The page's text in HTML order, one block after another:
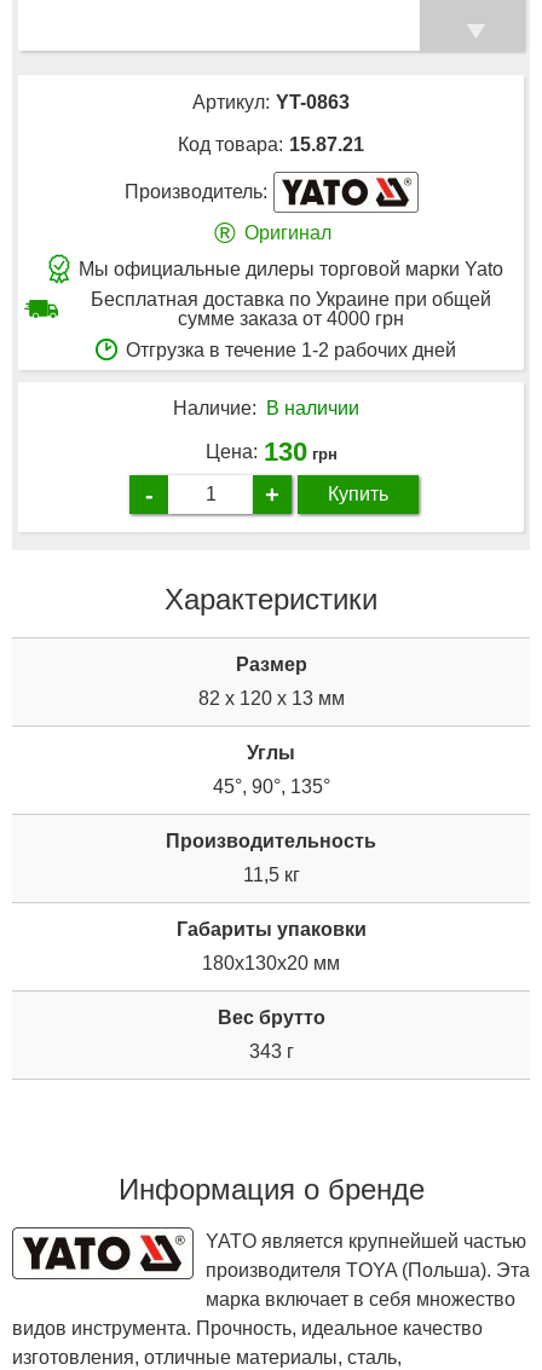
Артикул: YT-0863
Код товара: 15.87.21
Производитель:
® Оригинал
Мы официальные дилеры торговой марки Yato
Бесплатная доставка по Украине при общей
сумме заказа от 4000 грн
Отгрузка в течение 1-2 рабочих дней
Наличие: В наличии
Цена: 130 грн
- + Купить
Характеристики
Размер
82 x 120 x 13 мм
Углы
45°, 90°, 135°
Производительность
11,5 кг
Габариты упаковки
180x130x20 мм
Вес брутто
343 г
Информация о бренде
YATO является крупнейшей частью
производителя TOYA (Польша). Эта
марка включает в себя множество
видов инструмента. Прочность, идеальное качество
изготовления, отличные материалы, сталь,